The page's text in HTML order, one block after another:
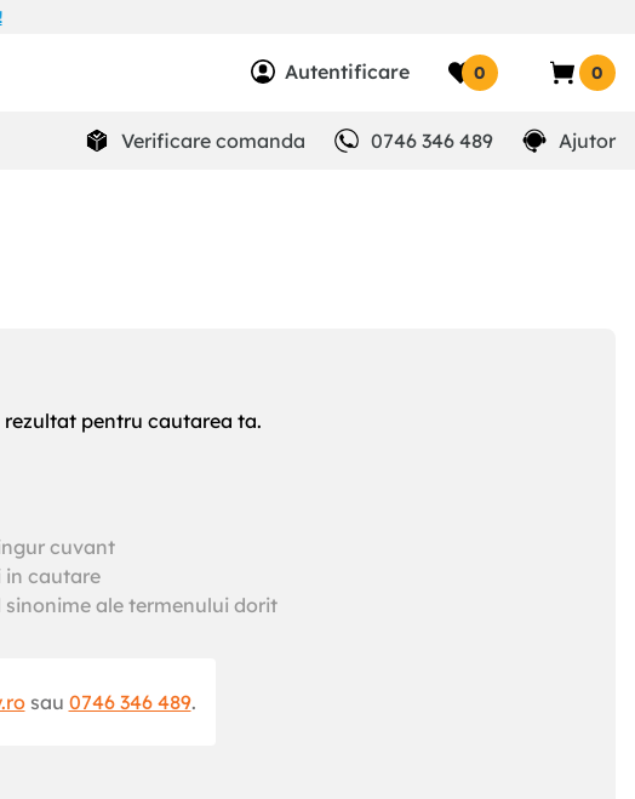
Autentificare 0 0
Verificare comanda 0746 346 489 Ajutor
pentru cautarea ta.
cuvant
in cautare
ale termenului dorit
sau 0746 346 489.